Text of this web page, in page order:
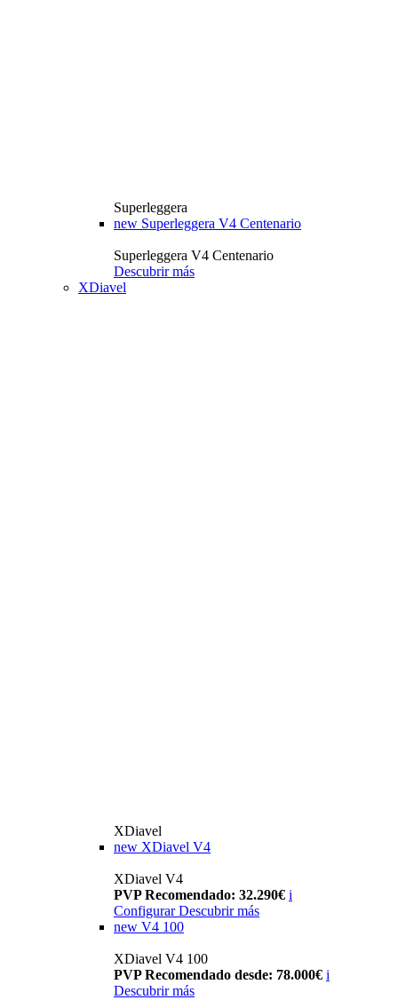
Superleggera
new Superleggera V4 Centenario
Superleggera V4 Centenario
Descubrir más
XDiavel
XDiavel
new XDiavel V4
XDiavel V4
PVP Recomendado: 32.290€ i
Configurar Descubrir más
new V4 100
XDiavel V4 100
PVP Recomendado desde: 78.000€ i
Descubrir más